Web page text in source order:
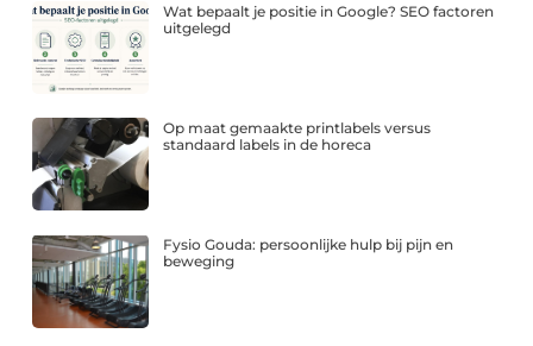
Wat bepaalt je positie in Google? SEO factoren
uitgelegd
Op maat gemaakte printlabels versus
standaard labels in de horeca
Fysio Gouda: persoonlijke hulp bij pijn en
beweging